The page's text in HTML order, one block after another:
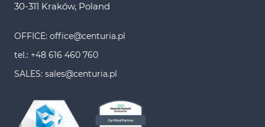
30-311 Kraków, Poland
OFFICE: office@centuria.pl
tel.: +48 616 460 760
SALES: sales@centuria.pl